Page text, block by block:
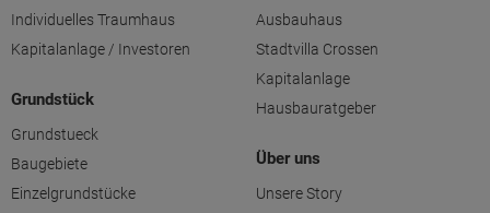
Individuelles Traumhaus
Kapitalanlage / Investoren
Grundstück
Grundstueck
Baugebiete
Einzelgrundstücke
Ausbauhaus
Stadtvilla Crossen
Kapitalanlage
Hausbauratgeber
Über uns
Unsere Story